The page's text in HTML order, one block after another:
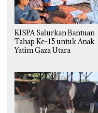
KISPA Salurkan Bantuan
Tahap Ke-15 untuk Anak
Yatim Gaza Utara